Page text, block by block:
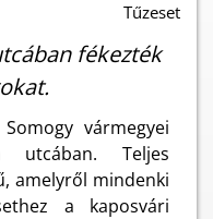
Tűzeset
fékezték
vármegyei
Teljes
amelyről mindenki
a kaposvári